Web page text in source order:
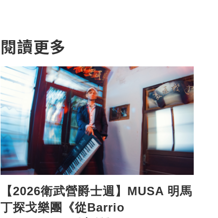
閱讀更多
【2026衛武營爵士週】MUSA 明馬
丁探戈樂團《從Barrio